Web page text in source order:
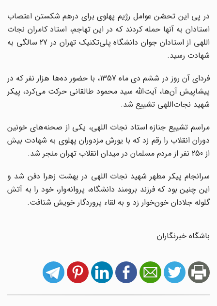
در پی این تحصّن عوامل رژیم پهلوی برای درهم شکستن اعتصاب
استادان به آنها حمله کردند که در این تهاجم، استاد کامران نجات
اللهی از استادان جوان دانشگاه پلی‌تکنیک تهران در 27 سالگی به
شهادت رسید.
فردای آن روز در ششم دی ماه 1357، با حضور ده‌‌ها هزار نفر که در
پیشاپیش آن‌ها، آیت‌‌الله سید محمود طالقانی حرکت می‌‌کرد، پیکر
شهید نجات‌‌اللهی تشییع شد.
مراسم تشییع جنازه استاد نجات اللهی، یکی از صحنه‌‌های خونین
دوران انقلاب را رقم زد که با یورش مزدوران پهلوی به شهادت بیش
سرانجام پیکر مطهر شهید نجات اللهی در بهشت زهرا دفن شد و
این چنین بود که فرزند برومند دانشگاه، پروانه‌‌وار، خود را به آتش
گلوله جلادان خون‌خوار زد و به لقاء پروردگار خویش شتافت.
باشگاه خبرنگاران